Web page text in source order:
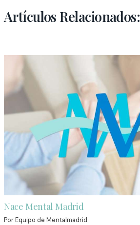
Artículos Relacionados:
Nace Mental Madrid
PorEquipo de Mentalmadrid